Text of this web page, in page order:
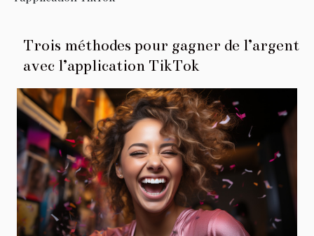
Trois méthodes pour gagner de l’argent
avec l’application TikTok